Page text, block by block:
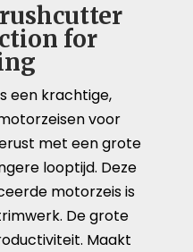
for
een krachtige,
voor
met een grote
looptijd. Deze
motorzeis is
De grote
Maakt